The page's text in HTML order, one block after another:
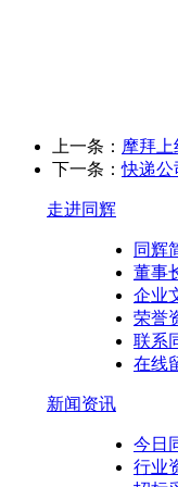
上一条： 摩拜
下一条：快递公
走进同辉
同辉
董事
企业
荣誉
联系
在线
新闻资讯
今日
行业